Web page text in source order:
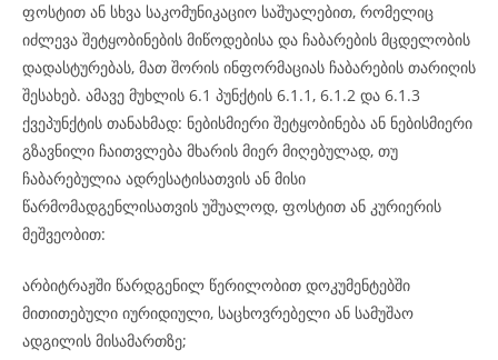
ფოსტით ან სხვა საკომუნიკაციო საშუალებით, რომელიც
იძლევა შეტყობინების მიწოდებისა და ჩაბარების მცდელობის
დადასტურებას, მათ შორის ინფორმაციას ჩაბარების თარიღის
შესახებ. ამავე მუხლის 6.1 პუნქტის 6.1.1, 6.1.2 და 6.1.3
ქვეპუნქტის თანახმად: ნებისმიერი შეტყობინება ან ნებისმიერი
გზავნილი ჩაითვლება მხარის მიერ მიღებულად, თუ
ჩაბარებულია ადრესატისათვის ან მისი
წარმომადგენლისათვის უშუალოდ, ფოსტით ან კურიერის
მეშვეობით:
არბიტრაჟში წარდგენილ წერილობით დოკუმენტებში
მითითებული იურიდიული, საცხოვრებელი ან სამუშაო
ადგილის მისამართზე;